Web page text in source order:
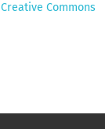
Creative Commons